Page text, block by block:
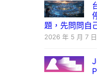
題，先問問自
2026 年 5 月 7 日